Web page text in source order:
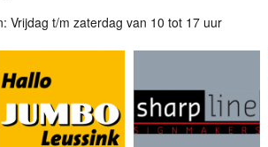
Vrijdag t/m zaterdag van 10 tot 17 uur